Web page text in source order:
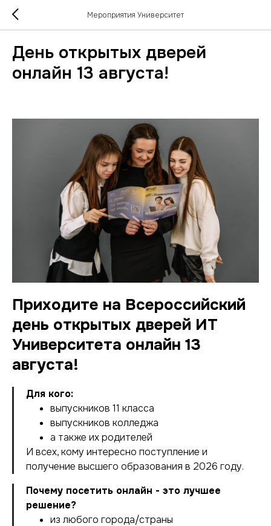
Мероприятия Университет
День открытых дверей
онлайн 13 августа!
Приходите на Всероссийский
день открытых дверей ИТ
Университета онлайн 13
августа!
Для кого:
выпускников 11 класса
выпускников колледжа
а также их родителей
И всех, кому интересно поступление и
получение высшего образования в 2026 году.
Почему посетить онлайн - это лучшее
решение?
из любого города/страны